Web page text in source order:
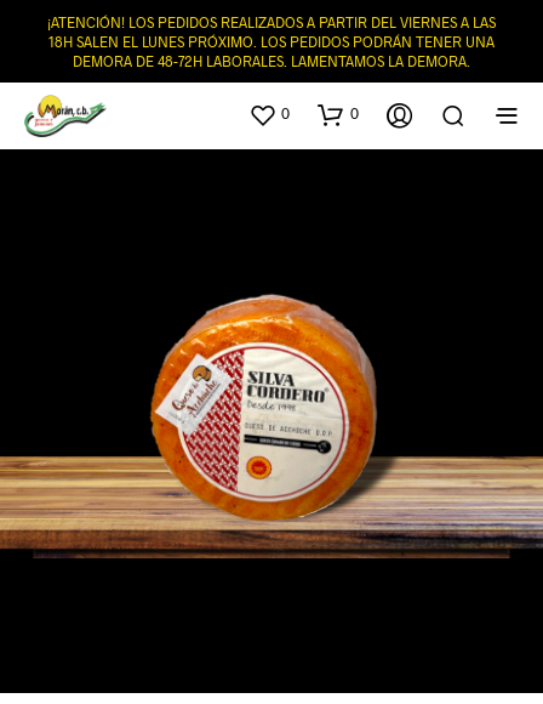
¡ATENCIÓN! LOS PEDIDOS REALIZADOS A PARTIR DEL VIERNES A LAS
18H SALEN EL LUNES PRÓXIMO. LOS PEDIDOS PODRÁN TENER UNA
DEMORA DE 48-72H LABORALES. LAMENTAMOS LA DEMORA.
0 0